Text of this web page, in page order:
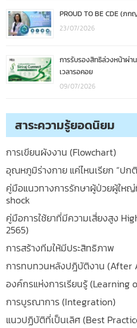
PROUD TO BE CDE (
23/07/2026
การรับรองสิทธิล่วงหน้าผ่า
เวลารอคอย
09/07/2026
สาระความรู้ยอดนิยม
การเขียนผังงาน (Flowchart)
อุณหภูมิร่างกาย แค่ไหนเรียก “ปก
คู่มือแนวทางการรักษาผู้ป่วยผู้ให
shock
คู่มือการใช้ยาที่มีความเสี่ยงสูง
2565)
การสร้างทีมให้มีประสิทธิภาพ
การทบทวนหลังปฎิบัติงาน (After
องค์กรแห่งการเรียนรู้ (Learning
การบูรณาการ (Integration)
แนวปฏิบัติที่เป็นเลิศ (Best